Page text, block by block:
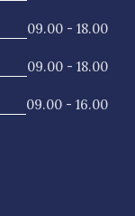
09.00 - 18.00
09.00 - 18.00
09.00 - 16.00